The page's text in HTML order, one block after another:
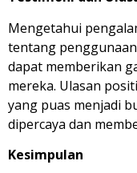
Mengetahui
tentang
dapat memberikan
mereka. Ulasan
yang puas menjadi
dipercaya dan
Kesimpulan